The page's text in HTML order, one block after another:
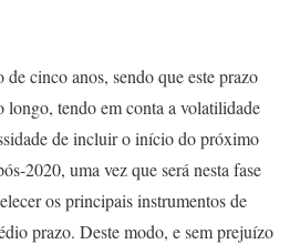
cinco anos, sendo que este prazo
longo, tendo em conta a volatilidade
de incluir o início do próximo
2020, uma vez que será nesta fase
os principais instrumentos de
prazo. Deste modo, e sem prejuízo